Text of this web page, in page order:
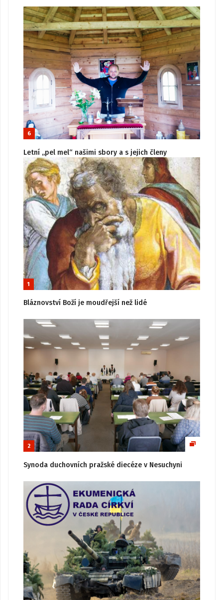
6
Letní „pel mel“ našimi sbory a s jejich členy
1
Bláznovství Boží je moudřejší než lidé
2
Synoda duchovních pražské diecéze v Nesuchyni